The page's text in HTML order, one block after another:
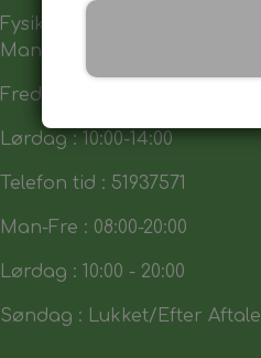
Fysik butik :
Man-Tors : 12:00 - 17:30
Fredag : 14:00 - 17:30
Lørdag : 10:00-14:00
Telefon tid : 51937571
Man-Fre : 08:00-20:00
Lørdag : 10:00 - 20:00
Søndag : Lukket/Efter Aftale